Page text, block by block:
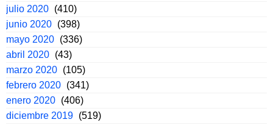
julio 2020 (410)
junio 2020 (398)
mayo 2020 (336)
abril 2020 (43)
marzo 2020 (105)
febrero 2020 (341)
enero 2020 (406)
diciembre 2019 (519)